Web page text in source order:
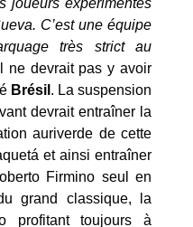
joueurs expérimentés
C’est une équipe
très strict au
ne devrait pas y avoir
Brésil . La suspension
devrait entraîner la
auriverde de cette
et ainsi entraîner
Firmino seul en
grand classique, la
profitant toujours à